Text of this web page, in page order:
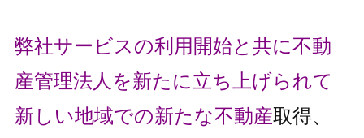
弊社サービスの利用開始と共に不動
産管理法人を新たに立ち上げられて
新しい地域での新たな不動産取得、